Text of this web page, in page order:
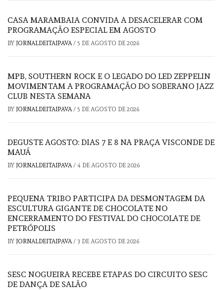
CASA MARAMBAIA CONVIDA A DESACELERAR COM
PROGRAMAÇÃO ESPECIAL EM AGOSTO
BY JORNALDEITAIPAVA/ 5 DE AGOSTO DE 2026
MPB, SOUTHERN ROCK E O LEGADO DO LED ZEPPELIN
MOVIMENTAM A PROGRAMAÇÃO DO SOBERANO JAZZ
CLUB NESTA SEMANA
BY JORNALDEITAIPAVA/ 5 DE AGOSTO DE 2026
DEGUSTE AGOSTO: DIAS 7 E 8 NA PRAÇA VISCONDE DE
MAUÁ
BY JORNALDEITAIPAVA/ 4 DE AGOSTO DE 2026
PEQUENA TRIBO PARTICIPA DA DESMONTAGEM DA
ESCULTURA GIGANTE DE CHOCOLATE NO
ENCERRAMENTO DO FESTIVAL DO CHOCOLATE DE
PETRÓPOLIS
BY JORNALDEITAIPAVA/ 3 DE AGOSTO DE 2026
SESC NOGUEIRA RECEBE ETAPAS DO CIRCUITO SESC
DE DANÇA DE SALÃO